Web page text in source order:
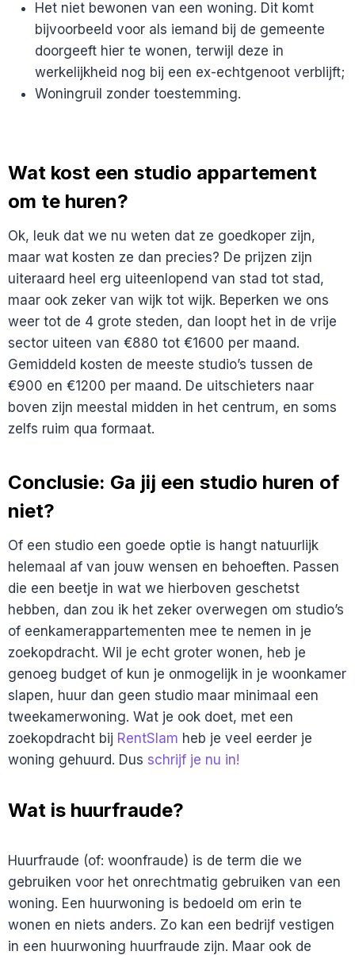
Het niet bewonen van een woning. Dit komt
bijvoorbeeld voor als iemand bij de gemeente
doorgeeft hier te wonen, terwijl deze in
werkelijkheid nog bij een ex-echtgenoot verblijft;
Woningruil zonder toestemming.
Wat kost een studio appartement
om te huren?
Ok, leuk dat we nu weten dat ze goedkoper zijn,
maar wat kosten ze dan precies? De prijzen zijn
uiteraard heel erg uiteenlopend van stad tot stad,
maar ook zeker van wijk tot wijk. Beperken we ons
weer tot de 4 grote steden, dan loopt het in de vrije
sector uiteen van €880 tot €1600 per maand.
Gemiddeld kosten de meeste studio’s tussen de
€900 en €1200 per maand. De uitschieters naar
boven zijn meestal midden in het centrum, en soms
zelfs ruim qua formaat.
Conclusie: Ga jij een studio huren of
niet?
Of een studio een goede optie is hangt natuurlijk
helemaal af van jouw wensen en behoeften. Passen
die een beetje in wat we hierboven geschetst
hebben, dan zou ik het zeker overwegen om studio’s
of eenkamerappartementen mee te nemen in je
zoekopdracht. Wil je echt groter wonen, heb je
genoeg budget of kun je onmogelijk in je woonkamer
slapen, huur dan geen studio maar minimaal een
tweekamerwoning. Wat je ook doet, met een
zoekopdracht bij RentSlam heb je veel eerder je
woning gehuurd. Dus schrijf je nu in!
Wat is huurfraude?
Huurfraude (of: woonfraude) is de term die we
gebruiken voor het onrechtmatig gebruiken van een
woning. Een huurwoning is bedoeld om erin te
wonen en niets anders. Zo kan een bedrijf vestigen
in een huurwoning huurfraude zijn. Maar ook de